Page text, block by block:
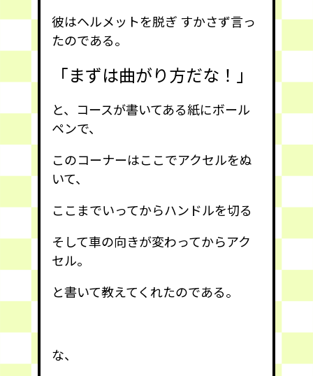
彼はヘルメットを脱ぎ すかさず言っ
たのである。
「まずは曲がり方だな！」
と、コースが書いてある紙にボール
ペンで、
このコーナーはここでアクセルをぬ
いて、
ここまでいってからハンドルを切る
そして車の向きが変わってからアク
セル。
と書いて教えてくれたのである。
な、